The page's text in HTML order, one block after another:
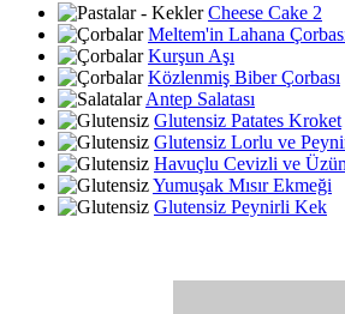
Cheese Cake 2
Meltem'in Lahana
Kurşun Aşı
Közlenmiş Biber Çorbası
Antep Salatası
Glutensiz Patates Kroket
Glutensiz Lorlu ve
Havuçlu Cevizli ve
Yumuşak Mısır Ekmeği
Glutensiz Peynirli Kek